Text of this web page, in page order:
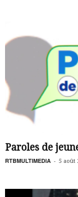
Paroles de
RTBMULTIMEDIA - 5 août